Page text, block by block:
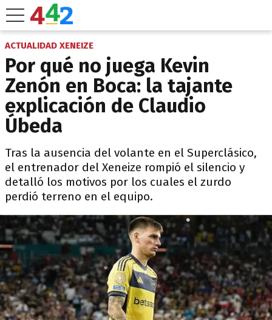
ACTUALIDAD XENEIZE
Por qué no juega Kevin
Zenón en Boca: la tajante
explicación de Claudio
Úbeda
Tras la ausencia del volante en el Superclásico,
el entrenador del Xeneize rompió el silencio y
detalló los motivos por los cuales el zurdo
perdió terreno en el equipo.